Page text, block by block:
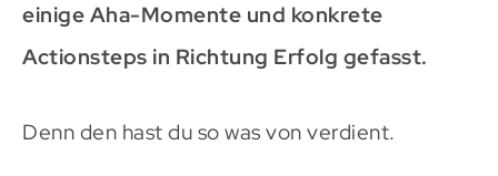
einige Aha-Momente und konkrete
Actionsteps in Richtung Erfolg gefasst.
Denn den hast du so was von verdient.